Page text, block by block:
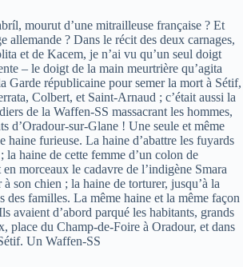
mourut d’une mitrailleuse française ? Et
allemande ? Dans le récit des deux carnages,
et de Kacem, je n’ai vu qu’un seul doigt
– le doigt de la main meurtrière qu’agita
Garde républicaine pour semer la mort à Sétif,
Colbert, et Saint-Arnaud ; c’était aussi la
de la Waffen-SS massacrant les hommes,
d’Oradour-sur-Glane ! Une seule et même
haine furieuse. La haine d’abattre les fuyards
la haine de cette femme d’un colon de
morceaux le cadavre de l’indigène Smara
son chien ; la haine de torturer, jusqu’à la
des familles. La même haine et la même façon
avaient d’abord parqué les habitants, grands
place du Champ-de-Foire à Oradour, et dans
Un Waffen-SS